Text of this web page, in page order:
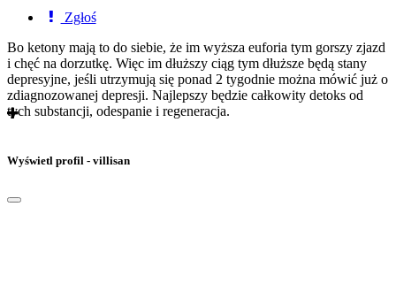
Zgłoś
Bo ketony mają to do siebie, że im wyższa euforia tym gorszy zjazd
i chęć na dorzutkę. Więc im dłuższy ciąg tym dłuższe będą stany
depresyjne, jeśli utrzymują się ponad 2 tygodnie można mówić już o
zdiagnozowanej depresji. Najlepszy będzie całkowity detoks od
tych substancji, odespanie i regeneracja.
Wyświetl profil - villisan